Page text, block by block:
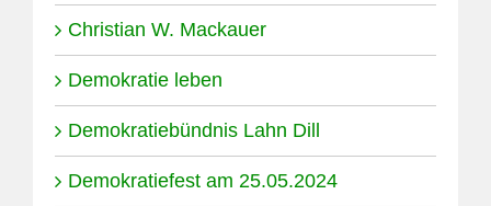
Christian W. Mackauer
Demokratie leben
Demokratiebündnis Lahn Dill
Demokratiefest am 25.05.2024